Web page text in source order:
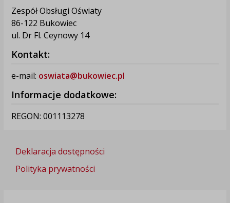
Zespół Obsługi Oświaty
86-122 Bukowiec
ul. Dr Fl. Ceynowy 14
Kontakt:
e-mail: oswiata@bukowiec.pl
Informacje dodatkowe:
REGON: 001113278
Deklaracja dostępności
Polityka prywatności